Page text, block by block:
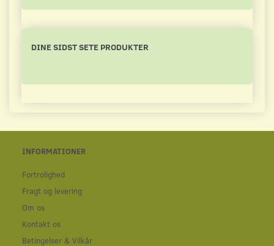
DINE SIDST SETE PRODUKTER
INFORMATIONER
Fortrolighed
Fragt og levering
Om os
Kontakt os
Betingelser & Vilkår